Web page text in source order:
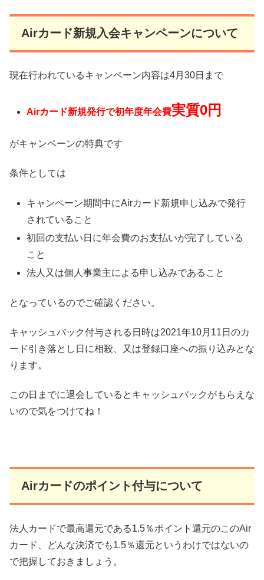
Airカード新規入会キャンペーンについて
現在行われているキャンペーン内容は4月30日まで
Airカード新規発行で初年度年会費実質0円
がキャンペーンの特典です
条件としては
キャンペーン期間中にAirカード新規申し込みで発行
されていること
初回の支払い日に年会費のお支払いが完了している
こと
法人又は個人事業主による申し込みであること
となっているのでご確認ください。
キャッシュバック付与される日時は2021年10月11日のカ
ード引き落とし日に相殺、又は登録口座への振り込みとな
ります。
この日までに退会しているとキャッシュバックがもらえな
いので気をつけてね！
Airカードのポイント付与について
法人カードで最高還元である1.5％ポイント還元のこのAir
カード、どんな決済でも1.5％還元というわけではないの
で把握しておきましょう。